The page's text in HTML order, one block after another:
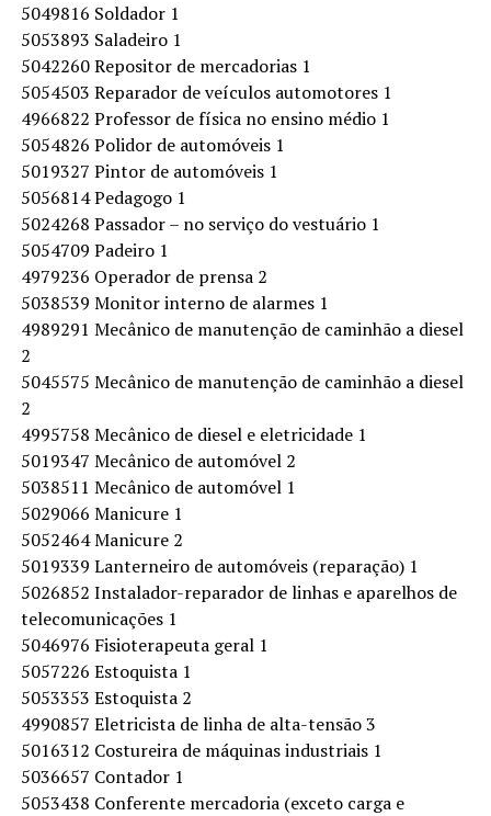
5049816 Soldador 1
5053893 Saladeiro 1
5042260 Repositor de mercadorias 1
5054503 Reparador de veículos automotores 1
4966822 Professor de física no ensino médio 1
5054826 Polidor de automóveis 1
5019327 Pintor de automóveis 1
5056814 Pedagogo 1
5024268 Passador – no serviço do vestuário 1
5054709 Padeiro 1
4979236 Operador de prensa 2
5038539 Monitor interno de alarmes 1
4989291 Mecânico de manutenção de caminhão a diesel
2
5045575 Mecânico de manutenção de caminhão a diesel
2
4995758 Mecânico de diesel e eletricidade 1
5019347 Mecânico de automóvel 2
5038511 Mecânico de automóvel 1
5029066 Manicure 1
5052464 Manicure 2
5019339 Lanterneiro de automóveis (reparação) 1
5026852 Instalador-reparador de linhas e aparelhos de
telecomunicações 1
5046976 Fisioterapeuta geral 1
5057226 Estoquista 1
5053353 Estoquista 2
4990857 Eletricista de linha de alta-tensão 3
5016312 Costureira de máquinas industriais 1
5036657 Contador 1
5053438 Conferente mercadoria (exceto carga e